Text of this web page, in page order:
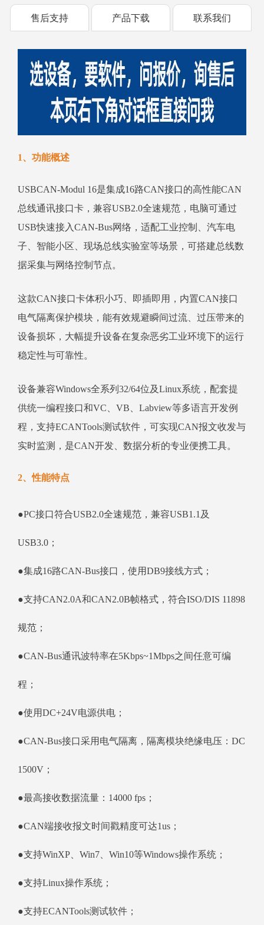
售后支持 产品下载 联系我们
1、功能概述
USBCAN-Modul 16是集成16路CAN接口的高性能CAN
总线通讯接口卡，兼容USB2.0全速规范，电脑可通过
USB快速接入CAN-Bus网络，适配工业控制、汽车电
子、智能小区、现场总线实验室等场景，可搭建总线数
据采集与网络控制节点。
这款CAN接口卡体积小巧、即插即用，内置CAN接口
电气隔离保护模块，能有效规避瞬间过流、过压带来的
设备损坏，大幅提升设备在复杂恶劣工业环境下的运行
稳定性与可靠性。
设备兼容Windows全系列32/64位及Linux系统，配套提
供统一编程接口和VC、VB、Labview等多语言开发例
程，支持ECANTools测试软件，可实现CAN报文收发与
实时监测，是CAN开发、数据分析的专业便携工具。
2、性能特点
●PC接口符合USB2.0全速规范，兼容USB1.1及
USB3.0；
●集成16路CAN-Bus接口，使用DB9接线方式；
●支持CAN2.0A和CAN2.0B帧格式，符合ISO/DIS 11898
规范；
●CAN-Bus通讯波特率在5Kbps~1Mbps之间任意可编
程；
●使用DC+24V电源供电；
●CAN-Bus接口采用电气隔离，隔离模块绝缘电压：DC
1500V；
●最高接收数据流量：14000 fps；
●CAN端接收报文时间戳精度可达1us；
●支持WinXP、Win7、Win10等Windows操作系统；
●支持Linux操作系统；
●支持ECANTools测试软件；